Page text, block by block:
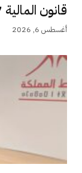
قانون المالية 2027: أخنوش يبقي على دعم...
أغسطس 6, 2026